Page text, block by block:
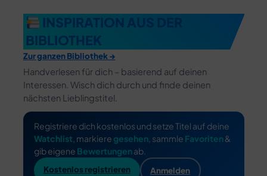
INSPIRATION AUS DER
BIBLIOTHEK
Zur ganzen Bibliothek →
Handverlesen für dich – basierend auf deinen
Interessen. Wisch dich durch und finde deinen
nächsten Lieblingstitel.
Registriere dich kostenlos und setze Titel auf deine
Watchlist , markiere gesehen, sammle Favoriten&
gib eigene Bewertungenab.
Kostenlos registrieren Anmelden